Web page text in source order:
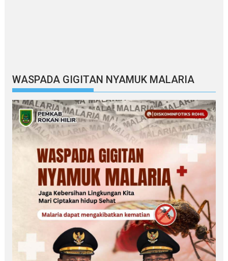
WASPADA GIGITAN NYAMUK MALARIA